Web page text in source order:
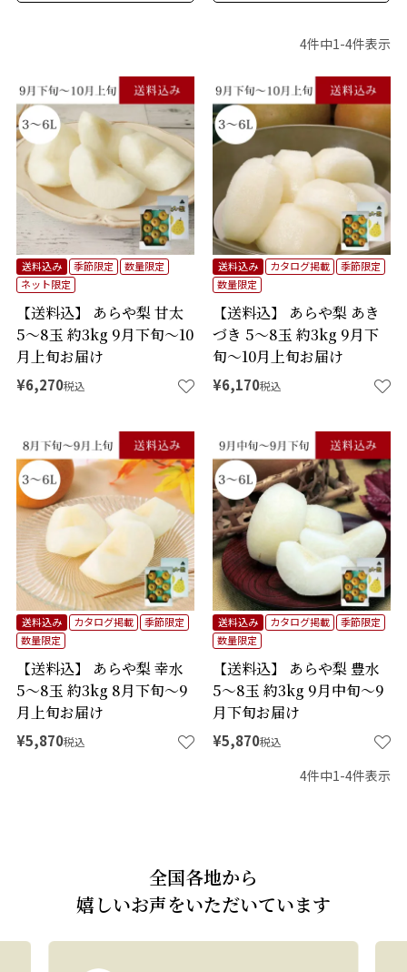
4件中1-4件表示
【送料込】 あらや梨 甘太
5～8玉 約3kg 9月下旬～10
月上旬お届け
送料込み 季節限定
数量限定
ネット限定
¥6,270税込
【送料込】 あらや梨 あき
づき 5～8玉 約3kg 9月下
旬～10月上旬お届け
送料込み カタログ掲載
季節限定
数量限定
¥6,170税込
【送料込】 あらや梨 幸水
5～8玉 約3kg 8月下旬～9
月上旬お届け
送料込み カタログ掲載
季節限定
数量限定
¥5,870税込
【送料込】 あらや梨 豊水
5～8玉 約3kg 9月中旬～9
月下旬お届け
送料込み カタログ掲載
季節限定
数量限定
¥5,870税込
4件中1 -4件表示
全国各地から
嬉しいお声をいただいています